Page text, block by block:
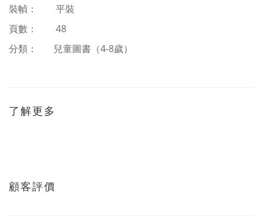
裝幀： 平裝
頁數： 48
分類：
兒童圖書（4-8歲）
了解更多
顧客評價